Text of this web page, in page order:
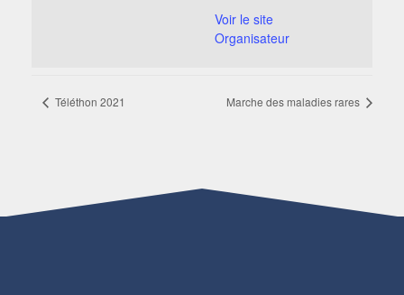
Voir le site
Organisateur
Téléthon 2021 Marche des maladies rares